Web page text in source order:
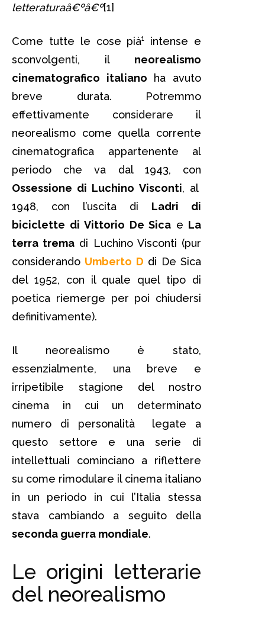
letteraturaâ€ºâ€º[1]
Come tutte le cose pià¹ intense e
sconvolgenti, il neorealismo
cinematografico italiano ha avuto
breve durata. Potremmo
effettivamente considerare il
neorealismo come quella corrente
cinematografica appartenente al
periodo che va dal 1943, con
Ossessione di Luchino Visconti, al
1948, con l’uscita di Ladri di
biciclette di Vittorio De Sica e La
terra trema di Luchino Visconti (pur
considerando Umberto D di De Sica
del 1952, con il quale quel tipo di
poetica riemerge per poi chiudersi
definitivamente).
Il neorealismo è stato,
essenzialmente, una breve e
irripetibile stagione del nostro
cinema in cui un determinato
numero di personalità legate a
questo settore e una serie di
intellettuali cominciano a riflettere
su come rimodulare il cinema italiano
in un periodo in cui l’Italia stessa
stava cambiando a seguito della
seconda guerra mondiale.
Le origini letterarie
del neorealismo